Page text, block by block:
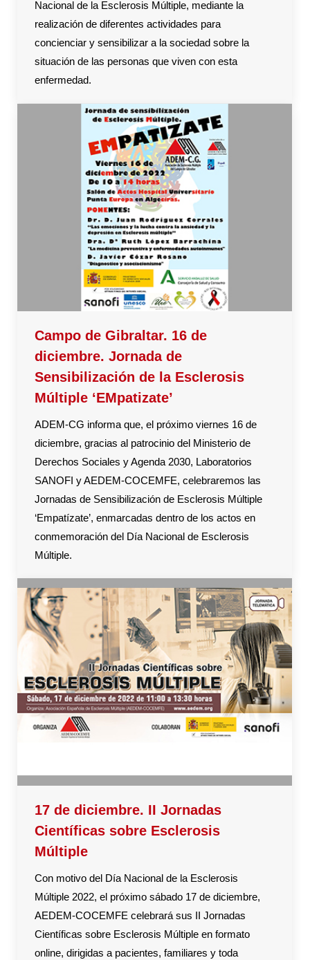
Nacional de la Esclerosis Múltiple, mediante la
realización de diferentes actividades para
concienciar y sensibilizar a la sociedad sobre la
situación de las personas que viven con esta
enfermedad.
Campo de Gibraltar. 16 de
diciembre. Jornada de
Sensibilización de la Esclerosis
Múltiple ‘EMpatizate’
ADEM-CG informa que, el próximo viernes 16 de
diciembre, gracias al patrocinio del Ministerio de
Derechos Sociales y Agenda 2030, Laboratorios
SANOFI y AEDEM-COCEMFE, celebraremos las
Jornadas de Sensibilización de Esclerosis Múltiple
‘Empatízate’, enmarcadas dentro de los actos en
conmemoración del Día Nacional de Esclerosis
Múltiple.
17 de diciembre. II Jornadas
Científicas sobre Esclerosis
Múltiple
Con motivo del Día Nacional de la Esclerosis
Múltiple 2022, el próximo sábado 17 de diciembre,
AEDEM-COCEMFE celebrará sus II Jornadas
Científicas sobre Esclerosis Múltiple en formato
online, dirigidas a pacientes, familiares y toda